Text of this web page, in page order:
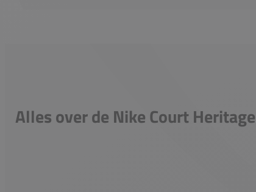
Alles over de Nike Court